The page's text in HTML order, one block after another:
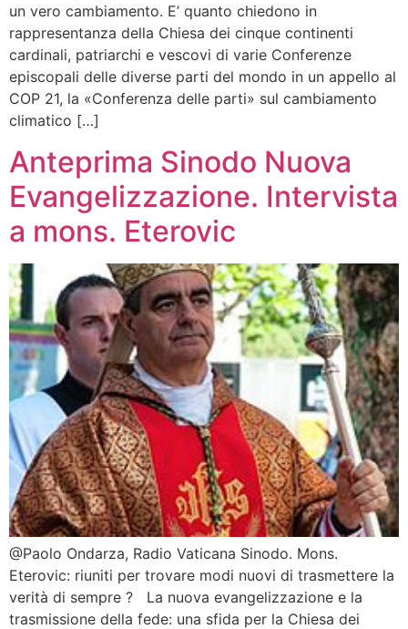
un vero cambiamento. E’ quanto chiedono in
rappresentanza della Chiesa dei cinque continenti
cardinali, patriarchi e vescovi di varie Conferenze
episcopali delle diverse parti del mondo in un appello al
COP 21, la «Conferenza delle parti» sul cambiamento
climatico […]
Anteprima Sinodo Nuova
Evangelizzazione. Intervista
a mons. Eterovic
@Paolo Ondarza, Radio Vaticana Sinodo. Mons.
Eterovic: riuniti per trovare modi nuovi di trasmettere la
verità di sempre ? La nuova evangelizzazione e la
trasmissione della fede: una sfida per la Chiesa dei